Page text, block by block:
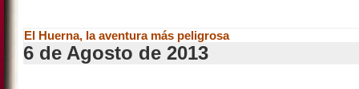
El Huerna, la aventura más peligrosa
6 de Agosto de 2013